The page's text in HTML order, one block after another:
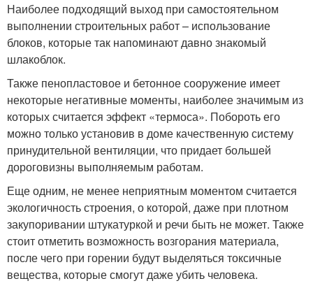
Наиболее подходящий выход при самостоятельном
выполнении строительных работ – использование
блоков, которые так напоминают давно знакомый
шлакоблок.
Также пенопластовое и бетонное сооружение имеет
некоторые негативные моменты, наиболее значимым из
которых считается эффект «термоса». Побороть его
можно только установив в доме качественную систему
принудительной вентиляции, что придает большей
дороговизны выполняемым работам.
Еще одним, не менее неприятным моментом считается
экологичность строения, о которой, даже при плотном
закупоривании штукатуркой и речи быть не может. Также
стоит отметить возможность возгорания материала,
после чего при горении будут выделяться токсичные
вещества, которые смогут даже убить человека.